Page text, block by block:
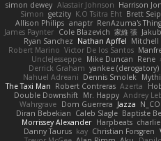
simon dewey Alastair Johnson Harrison
Simon getzity K.O Tsitra Eht Brett
Allison Philips anaptr RenAzuma's
James Paynter Cole Blazevich 家維 張
Ryan Sanchez Nathan Apffel Mitchell
Robert Marino Victor De los Santos
UncleJesseppe Mike Duncan Rene
Derrick Graham yankee (derogatory)
Nahuel Adreani Dennis Smolek
The Taxi Man Robert Contreras Azerta
Double Downshift Mr. Happy Andrey
Wahrgrave Dom Guerrera Jazza
Diran Bebekian Caleb Slagle Baptiste
Morrissey Alexander Harpbeats
Danny Taurus kay Christian Forsgren